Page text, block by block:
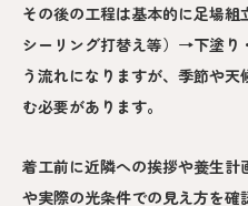
その後の工程は基本的に足場
シーリング打替え等）→下塗
う流れになりますが、季節や
む必要があります。
着工前に近隣への挨拶や養生
や実際の光条件での見え方を